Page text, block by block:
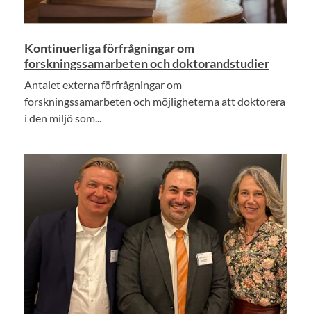
Kontinuerliga förfrågningar om
forskningssamarbeten och doktorandstudier
Antalet externa förfrågningar om
forskningssamarbeten och möjligheterna att doktorera
i den miljö som...